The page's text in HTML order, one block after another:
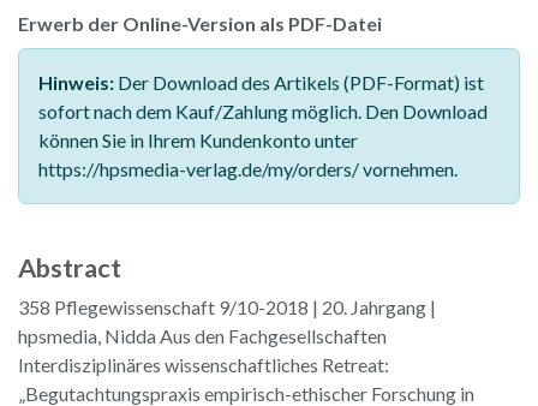
Erwerb der Online-Version als PDF-Datei
Hinweis: Der Download des Artikels (PDF-Format) ist
sofort nach dem Kauf/Zahlung möglich. Den Download
können Sie in Ihrem Kundenkonto unter
https://hpsmedia-verlag.de/my/orders/ vornehmen.
Abstract
358 Pflegewissenschaft 9/10-2018 | 20. Jahrgang |
hpsmedia, Nidda Aus den Fachgesellschaften
Interdisziplinäres wissenschaftliches Retreat:
„Begutachtungspraxis empirisch-ethischer Forschung in